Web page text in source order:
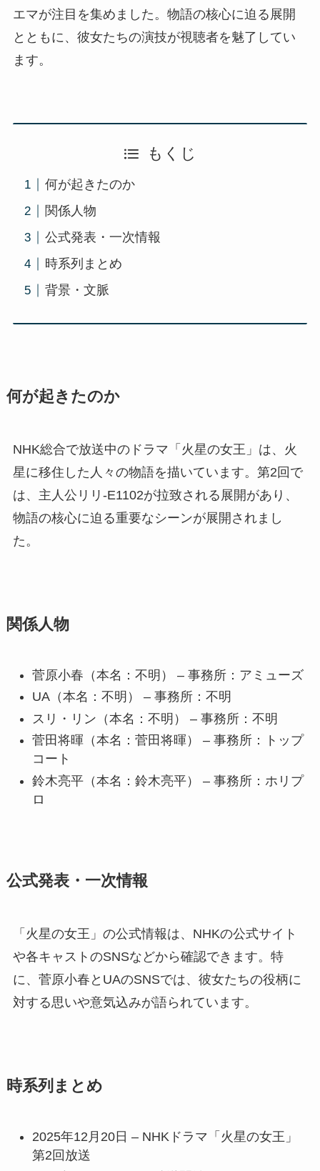
エマが注目を集めました。物語の核心に迫る展開
とともに、彼女たちの演技が視聴者を魅了してい
ます。
もくじ
何が起きたのか
関係人物
公式発表・一次情報
時系列まとめ
背景・文脈
何が起きたのか
NHK総合で放送中のドラマ「火星の女王」は、火
星に移住した人々の物語を描いています。第2回で
は、主人公リリ-E1102が拉致される展開があり、
物語の核心に迫る重要なシーンが展開されまし
た。
関係人物
菅原小春（本名：不明） – 事務所：アミューズ
UA（本名：不明） – 事務所：不明
スリ・リン（本名：不明） – 事務所：不明
菅田将暉（本名：菅田将暉） – 事務所：トップ
コート
鈴木亮平（本名：鈴木亮平） – 事務所：ホリプ
ロ
公式発表・一次情報
「火星の女王」の公式情報は、NHKの公式サイト
や各キャストのSNSなどから確認できます。特
に、菅原小春とUAのSNSでは、彼女たちの役柄に
対する思いや意気込みが語られています。
時系列まとめ
2025年12月20日 – NHKドラマ「火星の女王」
第2回放送